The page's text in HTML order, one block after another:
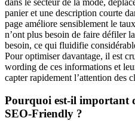
panier et une description courte
page améliore sensiblement le
n’ont plus besoin de faire défiler
besoin, ce qui fluidifie
Pour optimiser davantage, il est
wording de ces informations et
capter rapidement l’attention des
Pourquoi est-il important
SEO-Friendly ?